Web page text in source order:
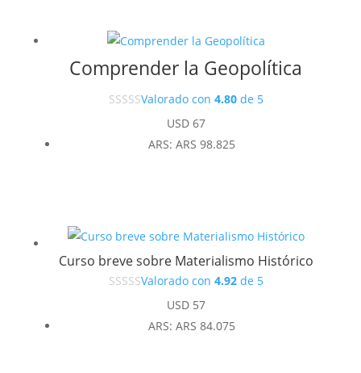
Comprender la Geopolítica
Valorado con 4.80de 5
USD67
ARS: ARS 98.825
Curso breve sobre Materialismo Histórico
Valorado con 4.92de 5
USD57
ARS: ARS 84.075